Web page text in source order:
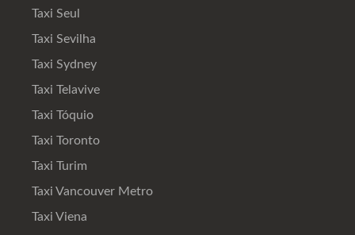
Taxi Seul
Taxi Sevilha
Taxi Sydney
Taxi Telavive
Taxi Tóquio
Taxi Toronto
Taxi Turim
Taxi Vancouver Metro
Taxi Viena